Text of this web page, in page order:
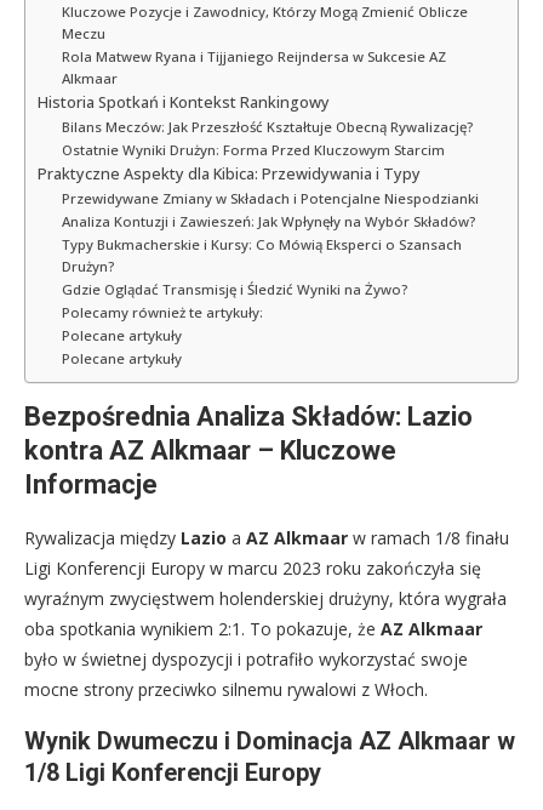
Kluczowe Pozycje i Zawodnicy, Którzy Mogą Zmienić Oblicze
Meczu
Rola Matwew Ryana i Tijjaniego Reijndersa w Sukcesie AZ
Alkmaar
Historia Spotkań i Kontekst Rankingowy
Bilans Meczów: Jak Przeszłość Kształtuje Obecną Rywalizację?
Ostatnie Wyniki Drużyn: Forma Przed Kluczowym Starcim
Praktyczne Aspekty dla Kibica: Przewidywania i Typy
Przewidywane Zmiany w Składach i Potencjalne Niespodzianki
Analiza Kontuzji i Zawieszeń: Jak Wpłynęły na Wybór Składów?
Typy Bukmacherskie i Kursy: Co Mówią Eksperci o Szansach
Drużyn?
Gdzie Oglądać Transmisję i Śledzić Wyniki na Żywo?
Polecamy również te artykuły:
Polecane artykuły
Polecane artykuły
Bezpośrednia Analiza Składów: Lazio
kontra AZ Alkmaar – Kluczowe
Informacje
Rywalizacja między Lazio a AZ Alkmaar w ramach 1/8 finału
Ligi Konferencji Europy w marcu 2023 roku zakończyła się
wyraźnym zwycięstwem holenderskiej drużyny, która wygrała
oba spotkania wynikiem 2:1. To pokazuje, że AZ Alkmaar
było w świetnej dyspozycji i potrafiło wykorzystać swoje
mocne strony przeciwko silnemu rywalowi z Włoch.
Wynik Dwumeczu i Dominacja AZ Alkmaar w
1/8 Ligi Konferencji Europy